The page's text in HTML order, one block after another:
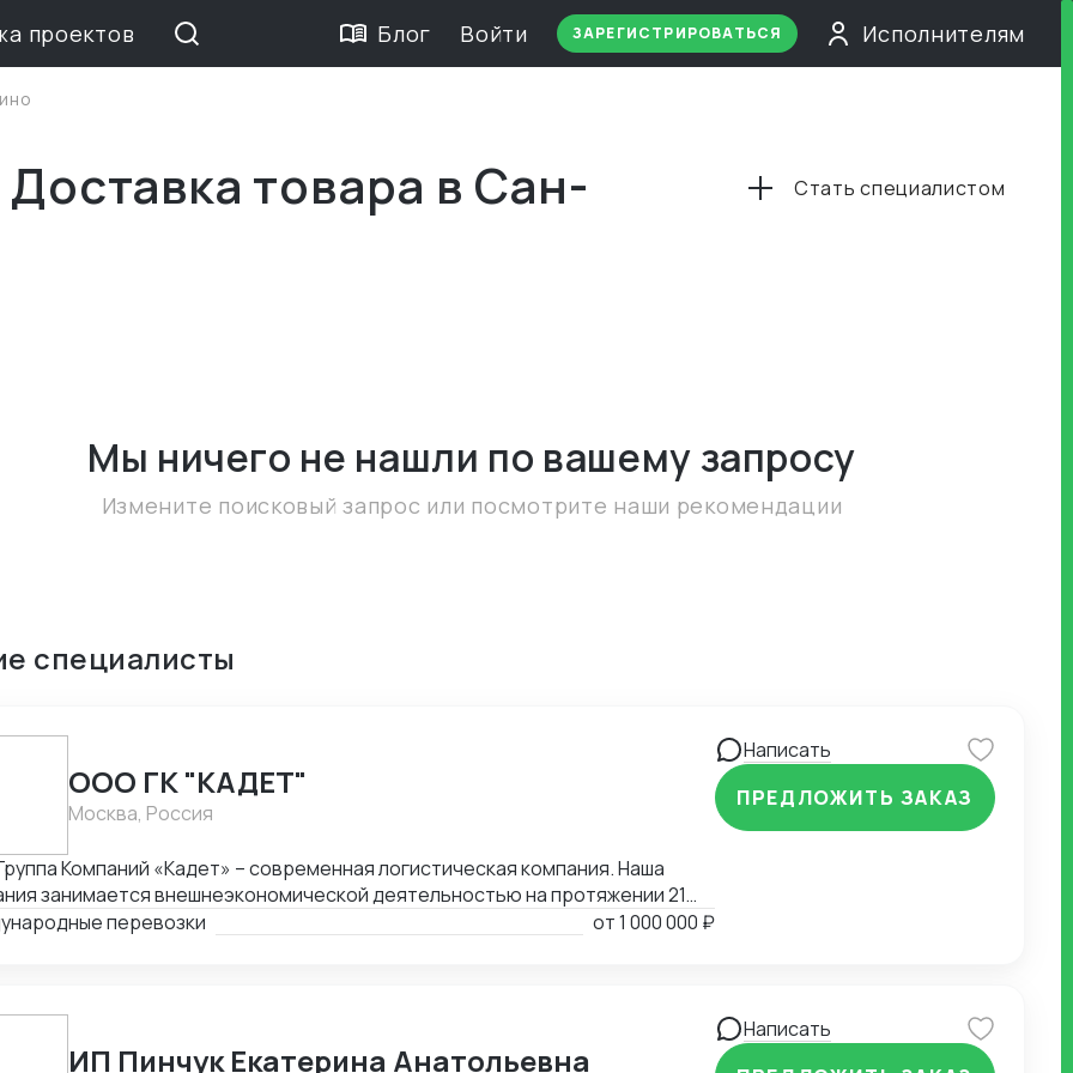
проектов Блог Войти ЗАРЕГИСТРИРОВАТЬСЯ Исполнителям
товара в Сан-
Стать специалистом
Мы ничего не нашли по вашему запросу
Измените поисковый запрос или посмотрите наши рекомендации
специалисты
ООО ГК "КАДЕТ"
Москва, Россия
Компаний «Кадет» – современная логистическая компания. Наша
занимается внешнеэкономической деятельностью на протяжении 21
время компания накопила богатый опыт в ведении внешнеторговых
перевозки от1 000 000 ₽
Написать
ПРЕДЛОЖИТЬ ЗАКАЗ
ИП Пинчук Екатерина Анатольевна
Написать